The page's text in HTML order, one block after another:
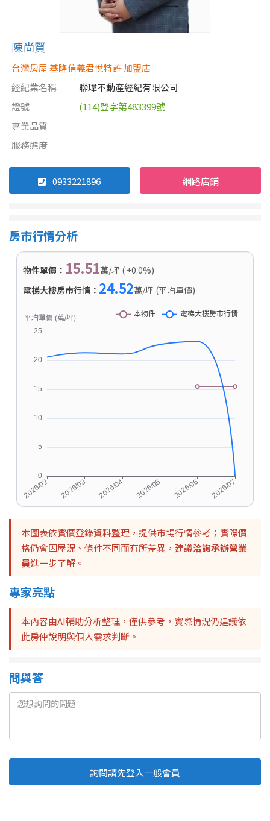
陳尚賢
台灣房屋 基隆信義君悅特許 加盟店
經紀業名稱
聯瑋不動產經紀有限公司
證號
(114)登字第483399號
專業品質
服務態度
0933221896 網路店鋪
房市行情分析
物件單價： 15.51萬/坪 ( +0.0%)
電梯大樓房市行情： 24.52萬/坪 (平均單價)
本圖表依實價登錄資料整理，提供市場行情參考；實際價
格仍會因屋況、條件不同而有所差異，建議洽詢承辦營業
員進一步了解。
專家亮點
本內容由AI輔助分析整理，僅供參考，實際情況仍建議依
此房仲說明與個人需求判斷。
問與答
詢問請先登入一般會員